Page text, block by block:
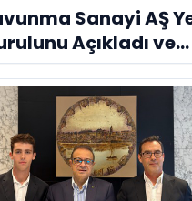
Sanayi AŞ
Açıkladı ve
Küresel